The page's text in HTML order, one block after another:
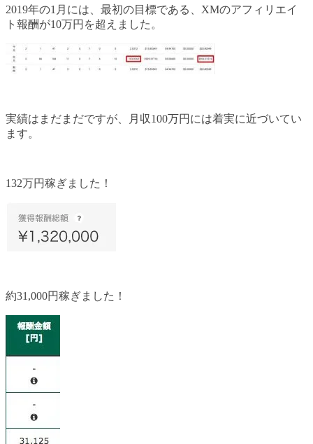
2019年の1月には、最初の目標である、XMのアフィリエイ
ト報酬が10万円を超えました。
実績はまだまだですが、月収100万円には着実に近づいてい
ます。
132万円稼ぎました！
約31,000円稼ぎました！